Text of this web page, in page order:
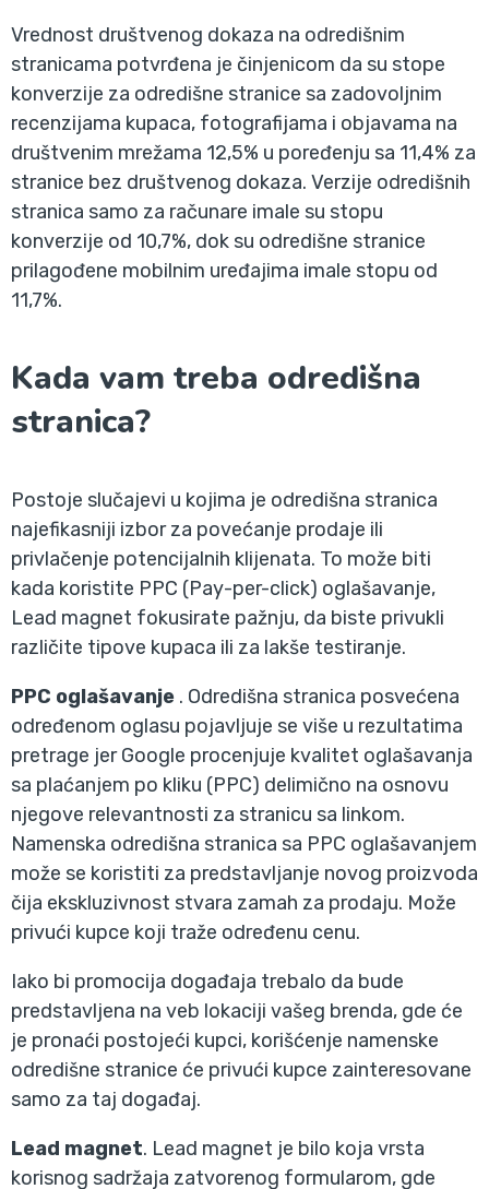
Vrednost društvenog dokaza na odredišnim
stranicama potvrđena je činjenicom da su stope
konverzije za odredišne stranice sa zadovoljnim
recenzijama kupaca, fotografijama i objavama na
društvenim mrežama 12,5% u poređenju sa 11,4% za
stranice bez društvenog dokaza. Verzije odredišnih
stranica samo za računare imale su stopu
konverzije od 10,7%, dok su odredišne stranice
prilagođene mobilnim uređajima imale stopu od
11,7%.
Kada vam treba odredišna
stranica?
Postoje slučajevi u kojima je odredišna stranica
najefikasniji izbor za povećanje prodaje ili
privlačenje potencijalnih klijenata. To može biti
kada koristite PPC (Pay-per-click) oglašavanje,
Lead magnet fokusirate pažnju, da biste privukli
različite tipove kupaca ili za lakše testiranje.
PPC oglašavanje . Odredišna stranica posvećena
određenom oglasu pojavljuje se više u rezultatima
pretrage jer Google procenjuje kvalitet oglašavanja
sa plaćanjem po kliku (PPC) delimično na osnovu
njegove relevantnosti za stranicu sa linkom.
Namenska odredišna stranica sa PPC oglašavanjem
može se koristiti za predstavljanje novog proizvoda
čija ekskluzivnost stvara zamah za prodaju. Može
privući kupce koji traže određenu cenu.
Iako bi promocija događaja trebalo da bude
predstavljena na veb lokaciji vašeg brenda, gde će
je pronaći postojeći kupci, korišćenje namenske
odredišne stranice će privući kupce zainteresovane
samo za taj događaj.
Lead magnet. Lead magnet je bilo koja vrsta
korisnog sadržaja zatvorenog formularom, gde